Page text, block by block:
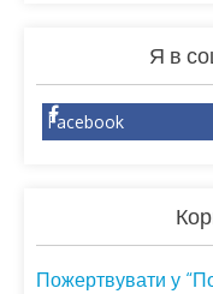
Я в
Facebook
Пожертвувати у